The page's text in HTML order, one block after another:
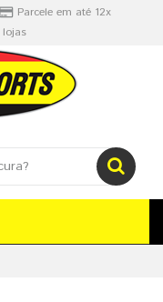
Parcele em até 12x
lojas